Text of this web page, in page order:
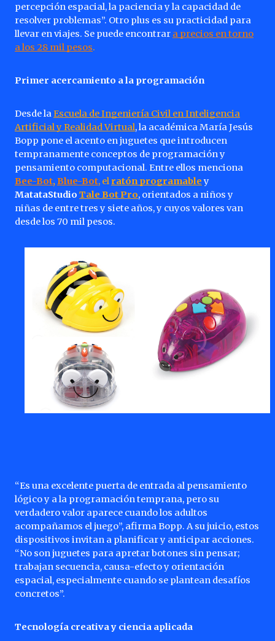
percepción espacial, la paciencia y la capacidad de
resolver problemas”. Otro plus es su practicidad para
llevar en viajes. Se puede encontrar a precios en torno
a los 28 mil pesos.
Primer acercamiento a la programación
Desde laEscuela de Ingeniería Civil en Inteligencia
Artificial y Realidad Virtual, la académica María Jesús
Bopp pone el acento en juguetes que introducen
tempranamente conceptos de programación y
pensamiento computacional. Entre ellos menciona
Bee-Bot,Blue-Bot, el ratón programable y
MatataStudio Tale Bot Pro, orientados a niños y
niñas de entre tres y siete años, y cuyos valores van
desde los 70 mil pesos.
“Es una excelente puerta de entrada al pensamiento
lógico y a la programación temprana, pero su
verdadero valor aparece cuando los adultos
acompañamos el juego”, afirma Bopp. A su juicio, estos
dispositivos invitan a planificar y anticipar acciones.
“No son juguetes para apretar botones sin pensar;
trabajan secuencia, causa-efecto y orientación
espacial, especialmente cuando se plantean desafíos
concretos”.
Tecnología creativa y ciencia aplicada